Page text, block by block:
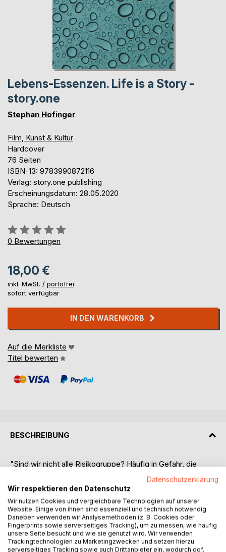
Lebens-Essenzen. Life is a Story -
story.one
Stephan Hofinger
Film, Kunst & Kultur
Hardcover
76 Seiten
ISBN-13: 9783990872116
Verlag: story.one publishing
Erscheinungsdatum: 28.05.2020
Sprache: Deutsch
Bewertung::
0%
0 Bewertungen
18,00 €
inkl. MwSt. / portofrei
sofort verfügbar
IN DEN WARENKORB
Auf die Merkliste
Titel bewerten
BESCHREIBUNG
"Sind wir nicht alle Risikogruppe? Häufig in Gefahr, die
Kostbarkeit des Lebens zu versäumen? Ist es nicht das
größte Risiko, am Ende zu bemerken, dass unsere Träume
und unsere Einzigartigkeit unverwirklicht geblieben sind?"
schreibt Autor Stephan Hofinger. Und weiter: "Mich macht
das zumindest subtil Bedrohliche der Corona-Krise gerade
sehr lebendig: sprudelnde Kreativität, weitende Sehnsucht,
formende Gestaltungskraft. Auch das Wechselbad der
Gefühle, das mich durch diese Wochen begleitet, steigert
Datenschutzerklärung
Wir respektieren den Datenschutz
Wir nutzen Cookies und vergleichbare Technologien auf unserer
Website. Einige von ihnen sind essenziell und technisch notwendig.
Daneben verwenden wir Analysemethoden (z. B. Cookies oder
Fingerprints sowie serverseitiges Tracking), um zu messen, wie häufig
unsere Seite besucht und wie sie genutzt wird. Wir verwenden
Trackingtechnologien zu Marketingzwecken und setzen hierzu
serverseitiges Tracking sowie auch Drittanbieter ein, wodurch ggf.